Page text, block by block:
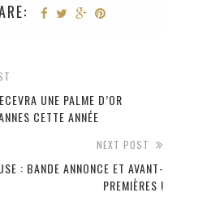
UNE PALME D’OR
CETTE ANNÉE
NEXT POST
: BANDE ANNONCE ET AVANT-
PREMIÈRES !